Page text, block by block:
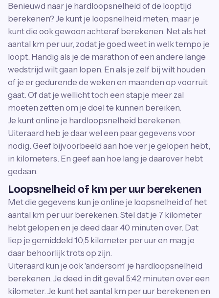
Benieuwd naar je hardloopsnelheid of de looptijd
berekenen? Je kunt je loopsnelheid meten, maar je
kunt die ook gewoon achteraf berekenen. Net als het
aantal km per uur, zodat je goed weet in welk tempo je
loopt. Handig als je de marathon of een andere lange
wedstrijd wilt gaan lopen. En als je zelf bij wilt houden
of je er gedurende de weken en maanden op voorruit
gaat. Of dat je wellicht toch een stapje meer zal
moeten zetten om je doel te kunnen bereiken.
Je kunt online je hardloopsnelheid berekenen.
Uiteraard heb je daar wel een paar gegevens voor
nodig. Geef bijvoorbeeld aan hoe ver je gelopen hebt,
in kilometers. En geef aan hoe lang je daarover hebt
gedaan.
Loopsnelheid of km per uur berekenen
Met die gegevens kun je online je loopsnelheid of het
aantal km per uur berekenen. Stel dat je 7 kilometer
hebt gelopen en je deed daar 40 minuten over. Dat
liep je gemiddeld 10,5 kilometer per uur en mag je
daar behoorlijk trots op zijn.
Uiteraard kun je ook 'andersom' je hardloopsnelheid
berekenen. Je deed in dit geval 5:42 minuten over een
kilometer. Je kunt het aantal km per uur berekenen en